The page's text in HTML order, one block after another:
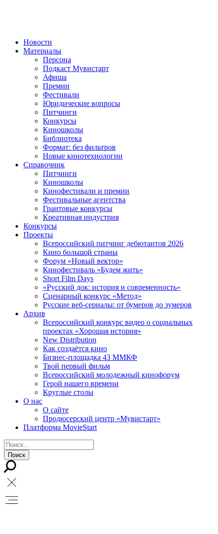
Новости
Материалы
Персона
Подкаст Мувистарт
Афиша
Премии
Фестивали
Юридические вопросы
Питчинги
Конкурсы
Киношколы
Библиотека
Формат: без фильтров
Новые кинотехнологии
Справочник
Питчинги
Киношколы
Кинофестивали и премии
Фестивальные агентства
Грантовые конкурсы
Креативная индустрия
Конкурсы
Проекты
Всероссийский питчинг дебютантов 2026
Кино большой страны
Форум «Новый вектор»
Кинофестиваль «Будем жить»
Short Film Days
«Русский док: история и современность»
Сценарный конкурс «Метод»
Русские веб-сериалы: от бумеров до зумеров
Архив
Всероссийский конкурс видео о социальных
проектах «Хорошая история»
New Distribution
Как создаётся кино
Бизнес-площадка 43 ММКФ
Твой первый фильм
Всероссийский молодежный кинофорум
Герой нашего времени
Круглые столы
О нас
О сайте
Продюсерский центр «Мувистарт»
Платформа MovieStart